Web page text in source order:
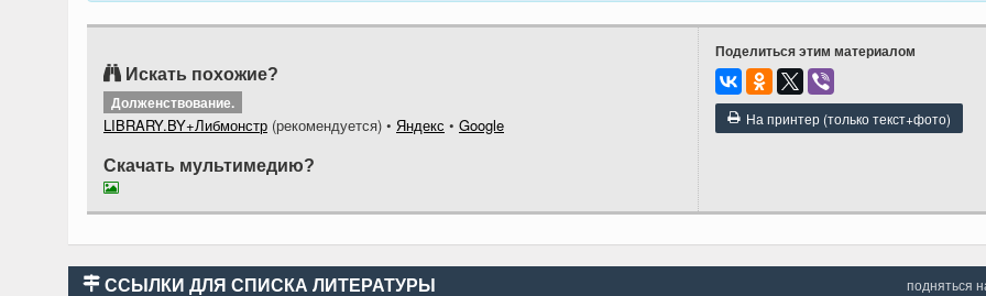
Поделиться этим материалом
На принтер (только текст+фото)
Искать похожие?
Долженствование.
LIBRARY.BY+Либмонстр (рекомендуется) • Яндекс • Google
Скачать мультимедию?
подняться
ССЫЛКИ ДЛЯ СПИСКА ЛИТЕРАТУРЫ